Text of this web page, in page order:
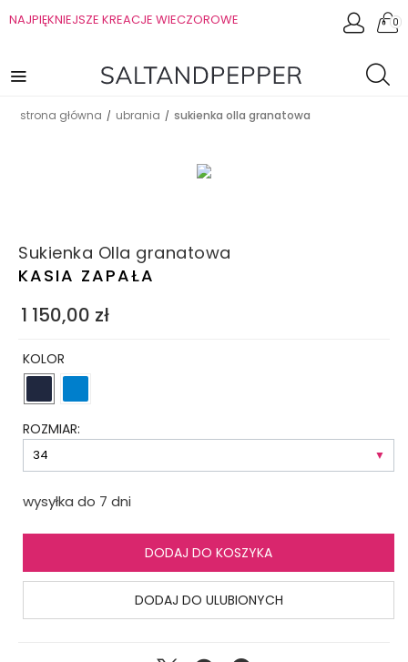
NAJPIĘKNIEJSZE KREACJE WIECZOROWE 0
strona główna / ubrania / sukienka olla granatowa
Sukienka Olla granatowa
KASIA ZAPAŁA
1 150,00 zł
KOLOR
ROZMIAR:
wysyłka do 7 dni
DODAJ DO KOSZYKA
DODAJ DO ULUBIONYCH